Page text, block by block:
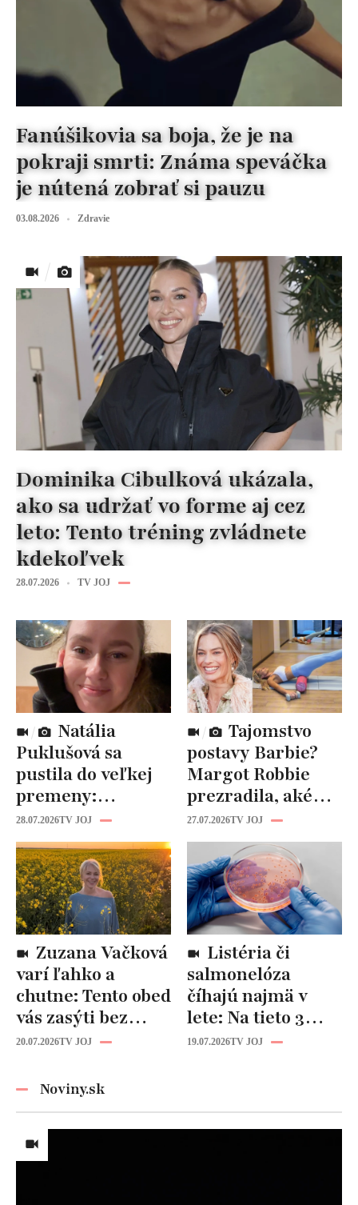
Fanúšikovia sa boja, že je na
pokraji smrti: Známa speváčka
je nútená zobrať si pauzu
03.08.2026 Zdravie
Dominika Cibulková ukázala,
ako sa udržať vo forme aj cez
leto: Tento tréning zvládnete
kdekoľvek
28.07.2026 TV JOJ
Puklušová sa
pustila do veľkej
premeny:
Odborníci však
varujú, pozor na
prísne diéty!
28.07.2026TV JOJ
postavy Barbie?
Margot Robbie
prezradila, aké
cviky jej pomohli
spevniť celé telo
27.07.2026TV JOJ
varí ľahko a
chutne: Tento obed
vás zasýti bez
zbytočných kalórií
20.07.2026TV JOJ
salmonelóza
číhajú najmä v
lete: Na tieto 3
pravidlá pri jedle
19.07.2026TV JOJ
Noviny.sk